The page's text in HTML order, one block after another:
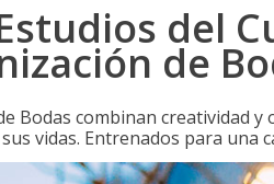
del
de
Bodas combinan creatividad
vidas. Entrenados para una